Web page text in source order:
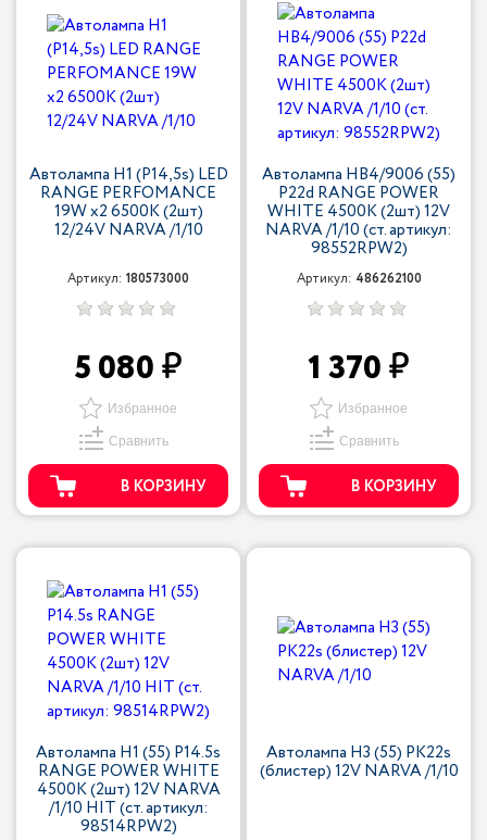
Автолампа H1 (P14,5s) LED
RANGE PERFOMANCE
19W х2 6500K (2шт)
12/24V NARVA /1/10
Артикул: 180573000
5 080
Избранное
Сравнить
В КОРЗИНУ
Автолампа HB4/9006 (55)
P22d RANGE POWER
WHITE 4500K (2шт) 12V
NARVA /1/10 (ст. артикул:
98552RPW2)
Артикул: 486262100
1 370
Избранное
Сравнить
В КОРЗИНУ
Автолампа H1 (55) P14.5s
RANGE POWER WHITE
4500K (2шт) 12V NARVA
/1/10 HIT (ст. артикул:
98514RPW2)
Автолампа H3 (55) PK22s
(блистер) 12V NARVA /1/10